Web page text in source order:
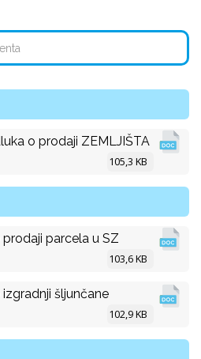
o prodaji ZEMLJIŠTA
105,3 KB
parcela u SZ
103,6 KB
šljunčane
102,9 KB